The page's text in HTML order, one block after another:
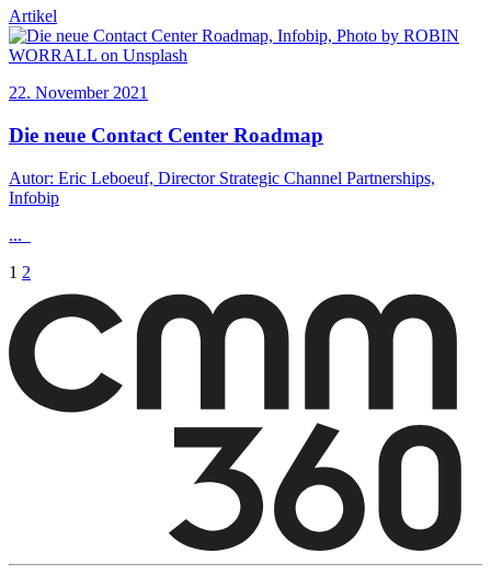
Artikel
22. November 2021
Die neue Contact Center Roadmap
Autor: Eric Leboeuf, Director Strategic Channel Partnerships,
Infobip
...
Seitennummerierung
der
Beiträge
1 2